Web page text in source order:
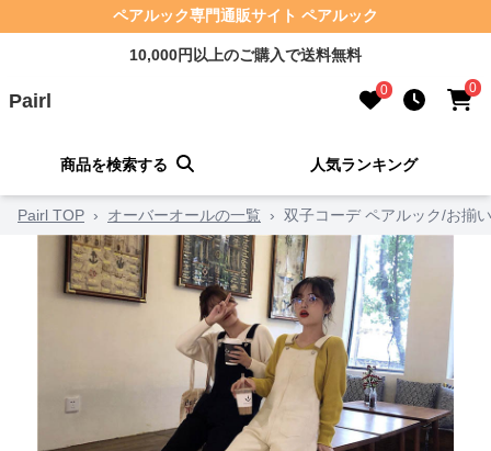
ペアルック専門通販サイト ペアルック
10,000円以上のご購入で送料無料
Pairl 0 0
商品を検索する 人気ランキング
Pairl TOP › オーバーオールの一覧 › 双子コーデ ペアルック/お揃